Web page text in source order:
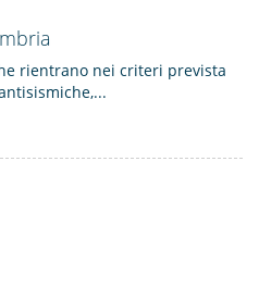
rientrano nei criteri prevista